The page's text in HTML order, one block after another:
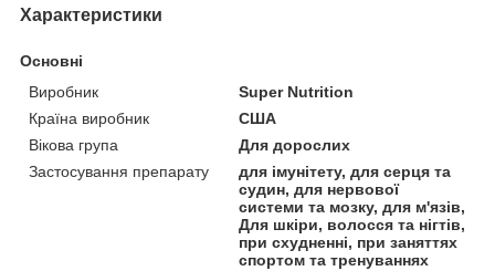
Характеристики
Основні
Виробник
Super Nutrition
Країна виробник
США
Вікова група
Для дорослих
Застосування препарату
для імунітету, для серця та
судин, для нервової
системи та мозку, для м'язів,
Для шкіри, волосся та нігтів,
при схудненні, при заняттях
спортом та тренуваннях